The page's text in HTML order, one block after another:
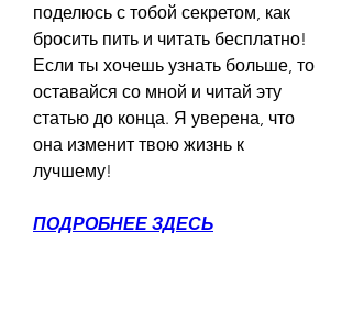
поделюсь с тобой секретом, как
бросить пить и читать бесплатно!
Если ты хочешь узнать больше, то
оставайся со мной и читай эту
статью до конца. Я уверена, что
она изменит твою жизнь к
лучшему!
ПОДРОБНЕЕ ЗДЕСЬ